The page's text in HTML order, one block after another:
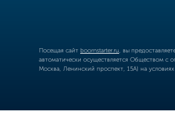
Посещая сайт boomstarter.ru , вы
автоматически осуществляется Обществом с
Москва, Ленинский проспект, 15А) на условиях